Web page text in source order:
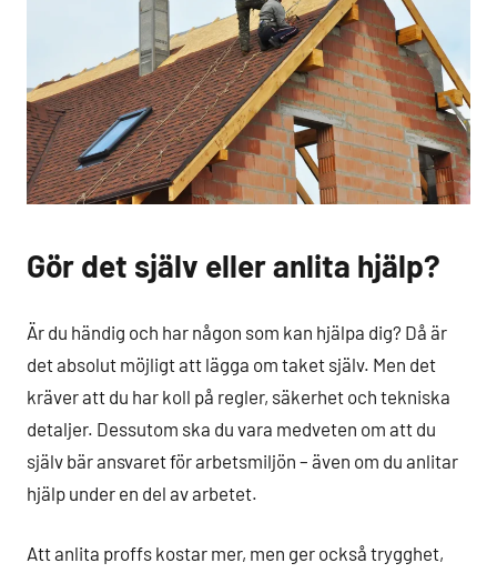
Gör det själv eller anlita hjälp?
Är du händig och har någon som kan hjälpa dig? Då är
det absolut möjligt att lägga om taket själv. Men det
kräver att du har koll på regler, säkerhet och tekniska
detaljer. Dessutom ska du vara medveten om att du
själv bär ansvaret för arbetsmiljön – även om du anlitar
hjälp under en del av arbetet.
Att anlita proffs kostar mer, men ger också trygghet,